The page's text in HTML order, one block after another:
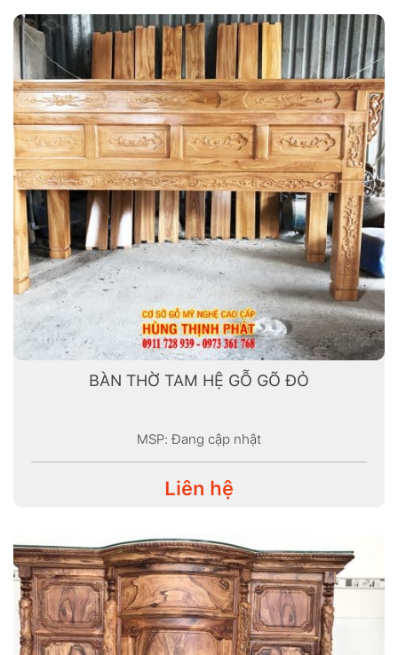
BÀN THỜ TAM HỆ GỖ GÕ ĐỎ
MSP: Đang cập nhật
Liên hệ